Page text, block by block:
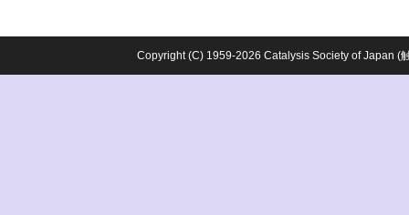
Copyright (C) 1959-2026 Catalysis Society of Japan (